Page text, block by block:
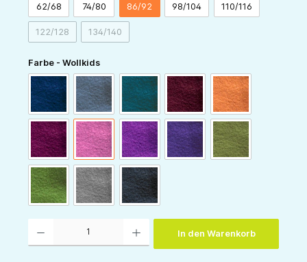
62/68 74/80 86/92 98/104 110/116
122/128(Diese Option ist zurzeit nicht verfügbar.)
134/140(Diese Option ist zurzeit nicht verfügbar.)
Farbe - Wollkidsauswählen
navy blaugrau dunkelpetrolbordeaux hellorange
beere himbeer lila pflaume waldgrün
gras hellgrau anthrazit
In den Warenkorb